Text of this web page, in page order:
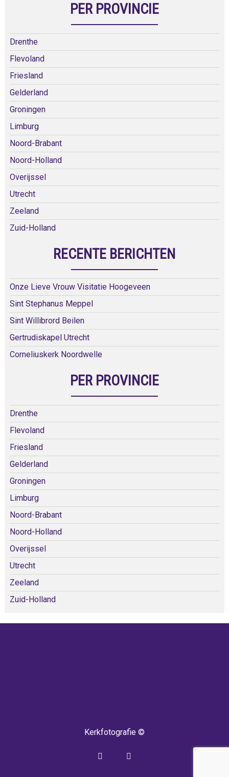
PER PROVINCIE
Drenthe
Flevoland
Friesland
Gelderland
Groningen
Limburg
Noord-Brabant
Noord-Holland
Overijssel
Utrecht
Zeeland
Zuid-Holland
RECENTE BERICHTEN
Onze Lieve Vrouw Visitatie Hoogeveen
Sint Stephanus Meppel
Sint Willibrord Beilen
Gertrudiskapel Utrecht
Corneliuskerk Noordwelle
PER PROVINCIE
Drenthe
Flevoland
Friesland
Gelderland
Groningen
Limburg
Noord-Brabant
Noord-Holland
Overijssel
Utrecht
Zeeland
Zuid-Holland
Kerkfotografie ©